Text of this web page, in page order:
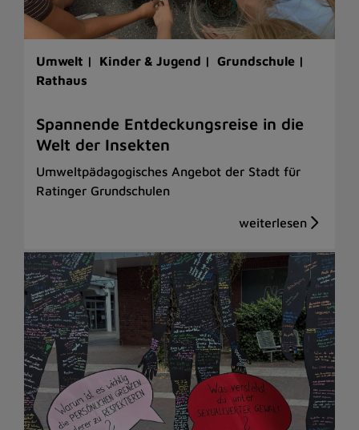
Umwelt | Kinder & Jugend |
Grundschule |
Rathaus
Spannende Entdeckungsreise in die
Welt der Insekten
Umweltpädagogisches Angebot der Stadt für
Ratinger Grundschulen